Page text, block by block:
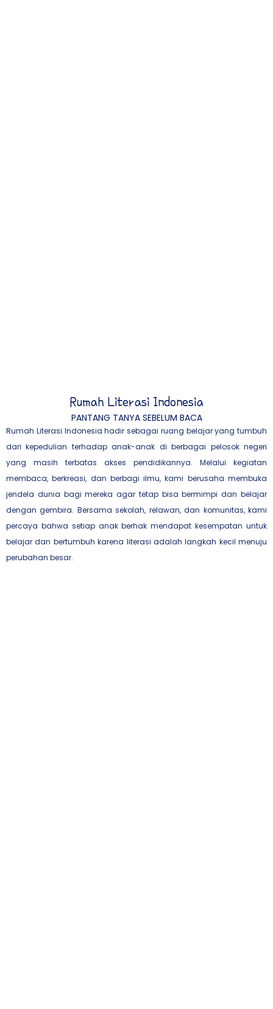
Rumah Literasi Indonesia
PANTANG TANYA SEBELUM BACA
Rumah Literasi Indonesia hadir sebagai ruang belajar yang tumbuh
dari kepedulian terhadap anak-anak di berbagai pelosok negeri
yang masih terbatas akses pendidikannya. Melalui kegiatan
membaca, berkreasi, dan berbagi ilmu, kami berusaha membuka
jendela dunia bagi mereka agar tetap bisa bermimpi dan belajar
dengan gembira. Bersama sekolah, relawan, dan komunitas, kami
percaya bahwa setiap anak berhak mendapat kesempatan untuk
belajar dan bertumbuh karena literasi adalah langkah kecil menuju
perubahan besar.